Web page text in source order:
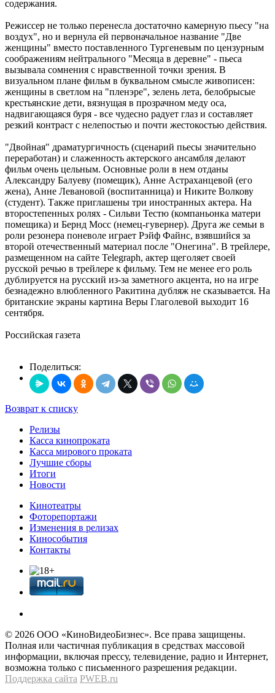
содержания.
Режиссер не только перенесла достаточно камерную пьесу "на
воздух", но и вернула ей первоначальное название "Две
женщины" вместо поставленного Тургеневым по цензурным
соображениям нейтрального "Месяца в деревне" - пьеса
вызывала сомнения с нравственной точки зрения. В
визуальном плане фильм в буквальном смысле живописен:
женщины в светлом на "пленэре", зелень лета, белобрысые
крестьянские дети, вязнущая в прозрачном меду оса,
надвигающаяся буря - все чудесно радует глаз и составляет
резкий контраст с нелепостью и почти жестокостью действия.
"Двойная" драматургичность (сценарий пьесы значительно
переработан) и слаженность актерского ансамбля делают
фильм очень цельным. Основные роли в нем отданы
Александру Балуеву (помещик), Анне Астраханцевой (его
жена), Анне Левановой (воспитанница) и Никите Волкову
(студент). Также приглашены три иностранных актера. На
второстепенных ролях - Сильви Тестю (компаньонка матери
помещика) и Бернд Мосс (немец-гувернер). Друга же семьи в
роли резонера поневоле играет Рэйф Файнс, взявшийся за
второй отечественный материал после "Онегина". В трейлере,
размещенном на сайте Telegraph, актер щеголяет своей
русской речью в трейлере к фильму. Тем не менее его роль
дублируется на русский из-за заметного акцента, но на игре
безнадежно влюбленного Ракитина дубляж не сказывается. На
британские экраны картина Веры Глаголевой выходит 16
сентября.
Российская газета
Поделиться:
Возврат к списку
Релизы
Касса кинопроката
Касса мирового проката
Лучшие сборы
Итоги
Новости
Кинотеатры
Фоторепортажи
Изменения в релизах
Кинособытия
Контакты
© 2026 OOО «КиноВидеоБизнес». Все права защищены.
Полная или частичная публикация в средствах массовой
информации, включая прессу, телевидение, радио и Интернет,
возможна только с письменного разрешения редакции.
Поддержка сайта PWEB.ru